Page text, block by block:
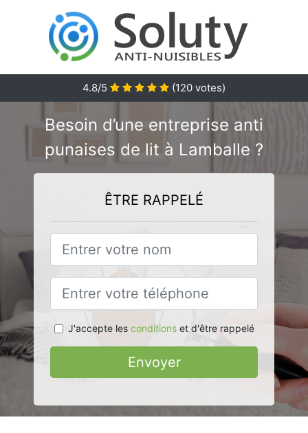
4.8/5 (120 votes)
Besoin d’une entreprise anti
punaises de lit à Lamballe ?
ÊTRE RAPPELÉ
J'accepte les conditionset d'être rappelé
Envoyer